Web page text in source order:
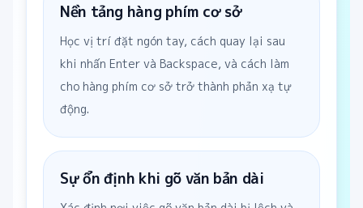
Nền tảng hàng phím cơ sở
Học vị trí đặt ngón tay, cách quay lại sau
khi nhấn Enter và Backspace, và cách làm
cho hàng phím cơ sở trở thành phản xạ tự
động.
Sự ổn định khi gõ văn bản dài